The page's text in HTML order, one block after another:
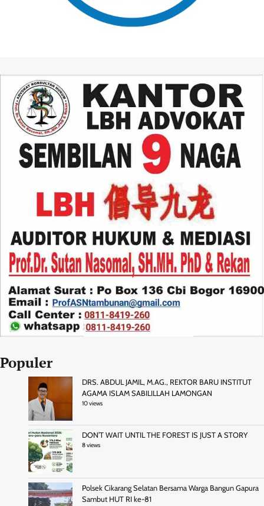
Populer
DRS. ABDUL JAMIL, M.AG., REKTOR BARU INSTITUT
AGAMA ISLAM SABILILLAH LAMONGAN
10 views
DON’T WAIT UNTIL THE FOREST IS JUST A STORY
8 views
Polsek Cikarang Selatan Bersama Warga Bangun Gapura
Sambut HUT RI ke-81